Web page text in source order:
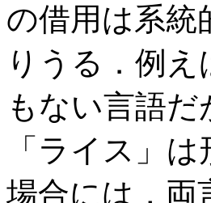
の借用は系統
りうる．例
もない言語だ
「ライス」
場合には，両